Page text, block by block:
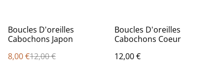
%
Boucles D'oreilles
Cabochons Japon
8,00 €12,00 €
Boucles D'oreilles
Cabochons Coeur
12,00 €